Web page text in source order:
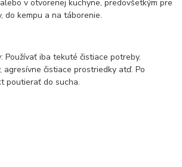
v otvorenej kuchyne, predovšetkým pre
do kempu a na táborenie.
Používať iba tekuté čistiace potreby.
agresívne čistiace prostriedky atď. Po
poutierať do sucha.